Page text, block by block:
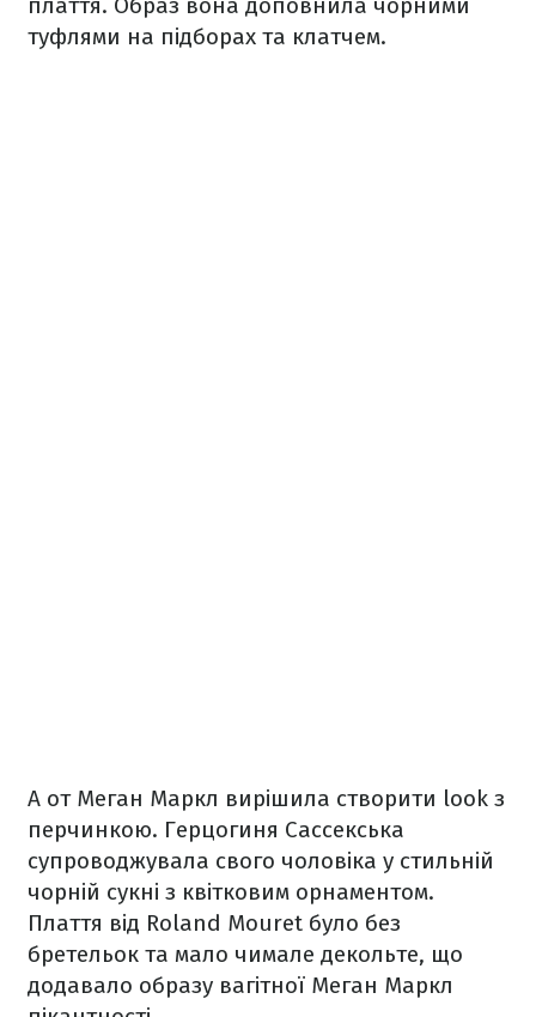
туфлями на підборах та клатчем.
А от Меган Маркл вирішила створити look з
перчинкою. Герцогиня Сассекська
супроводжувала свого чоловіка у стильній
чорній сукні з квітковим орнаментом.
Плаття від Roland Mouret було без
бретельок та мало чимале декольте, що
додавало образу вагітної Меган Маркл